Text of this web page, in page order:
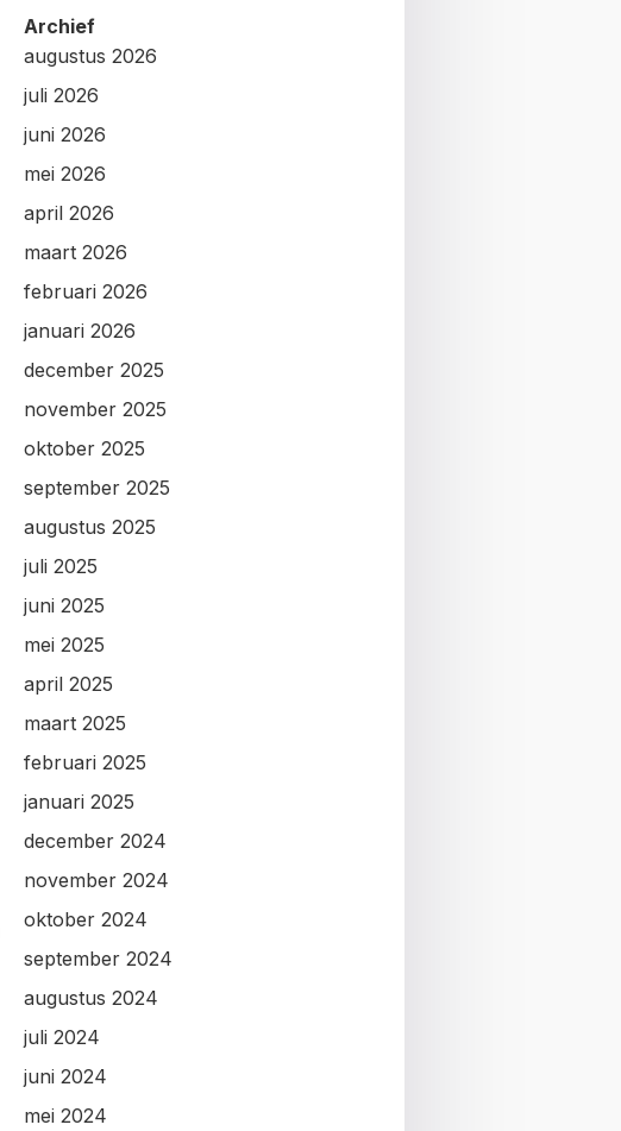
Archief
augustus 2026
juli 2026
juni 2026
mei 2026
april 2026
maart 2026
februari 2026
januari 2026
december 2025
november 2025
oktober 2025
september 2025
augustus 2025
juli 2025
juni 2025
mei 2025
april 2025
maart 2025
februari 2025
januari 2025
december 2024
november 2024
oktober 2024
september 2024
augustus 2024
juli 2024
juni 2024
mei 2024